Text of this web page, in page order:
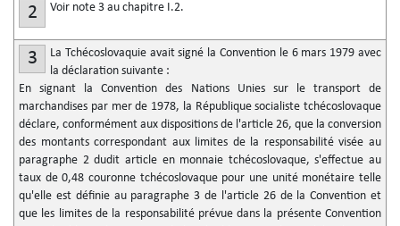
2 Voir note 3 au chapitre I.2.
3
La Tchécoslovaquie avait signé la Convention le 6 mars 1979 avec
la déclaration suivante :
En signant la Convention des Nations Unies sur le transport de
marchandises par mer de 1978, la République socialiste tchécoslovaque
déclare, conformément aux dispositions de l'article 26, que la conversion
des montants correspondant aux limites de la responsabilité visée au
paragraphe 2 dudit article en monnaie tchécoslovaque, s'effectue au
taux de 0,48 couronne tchécoslovaque pour une unité monétaire telle
qu'elle est définie au paragraphe 3 de l'article 26 de la Convention et
que les limites de la responsabilité prévue dans la présente Convention